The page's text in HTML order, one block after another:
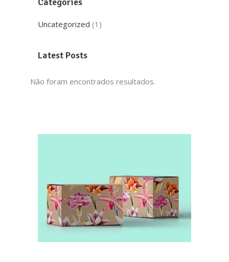
Uncategorized (1)
Latest Posts
Não foram encontrados resultados.